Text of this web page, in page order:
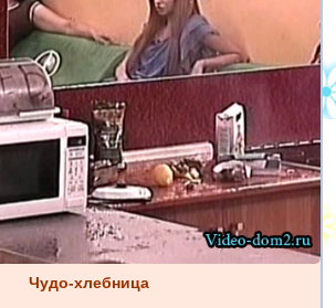
Чудо-хлебница